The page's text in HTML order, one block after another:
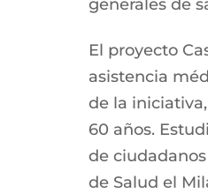
generales de
El proyecto
asistencia
de la
60 años.
de
de Salud el